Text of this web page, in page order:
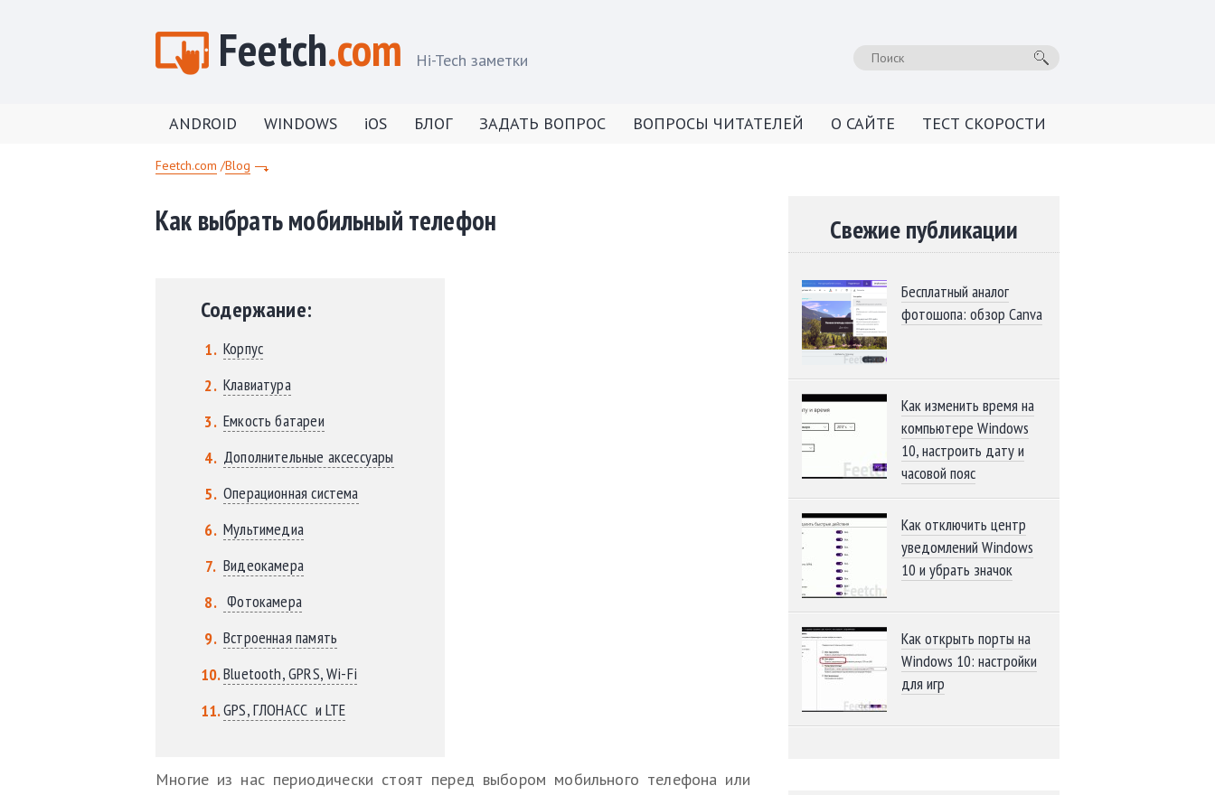
Feetch.com Hi-Tech заметки
ANDROID WINDOWS iOS БЛОГ ЗАДАТЬ ВОПРОС ВОПРОСЫ ЧИТАТЕЛЕЙ О САЙТЕ ТЕСТ СКОРОСТИ
Feetch.com Blog
Как выбрать мобильный телефон
Содержание:
Корпус
Клавиатура
Емкость батареи
Дополнительные аксессуары
Операционная система
Мультимедиа
Видеокамера
Фотокамера
Встроенная память
Bluetooth, GPRS, Wi-Fi
GPS, ГЛОНАСС и LTE
Многие из нас периодически стоят перед выбором мобильного телефона или
Свежие публикации
Бесплатный аналог
фотошопа: обзор Canva
Как изменить время на
компьютере Windows
10, настроить дату и
часовой пояс
Как отключить центр
уведомлений Windows
10 и убрать значок
Как открыть порты на
Windows 10: настройки
для игр